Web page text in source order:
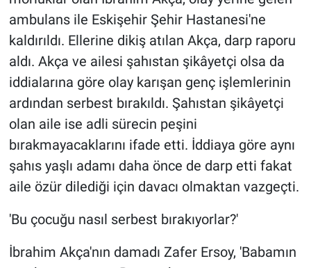
ambulans ile Eskişehir Şehir Hastanesi'ne
kaldırıldı. Ellerine dikiş atılan Akça, darp raporu
aldı. Akça ve ailesi şahıstan şikâyetçi olsa da
iddialarına göre olay karışan genç işlemlerinin
ardından serbest bırakıldı. Şahıstan şikâyetçi
olan aile ise adli sürecin peşini
bırakmayacaklarını ifade etti. İddiaya göre aynı
şahıs yaşlı adamı daha önce de darp etti fakat
aile özür dilediği için davacı olmaktan vazgeçti.
'Bu çocuğu nasıl serbest bırakıyorlar?'
İbrahim Akça'nın damadı Zafer Ersoy, 'Babamın